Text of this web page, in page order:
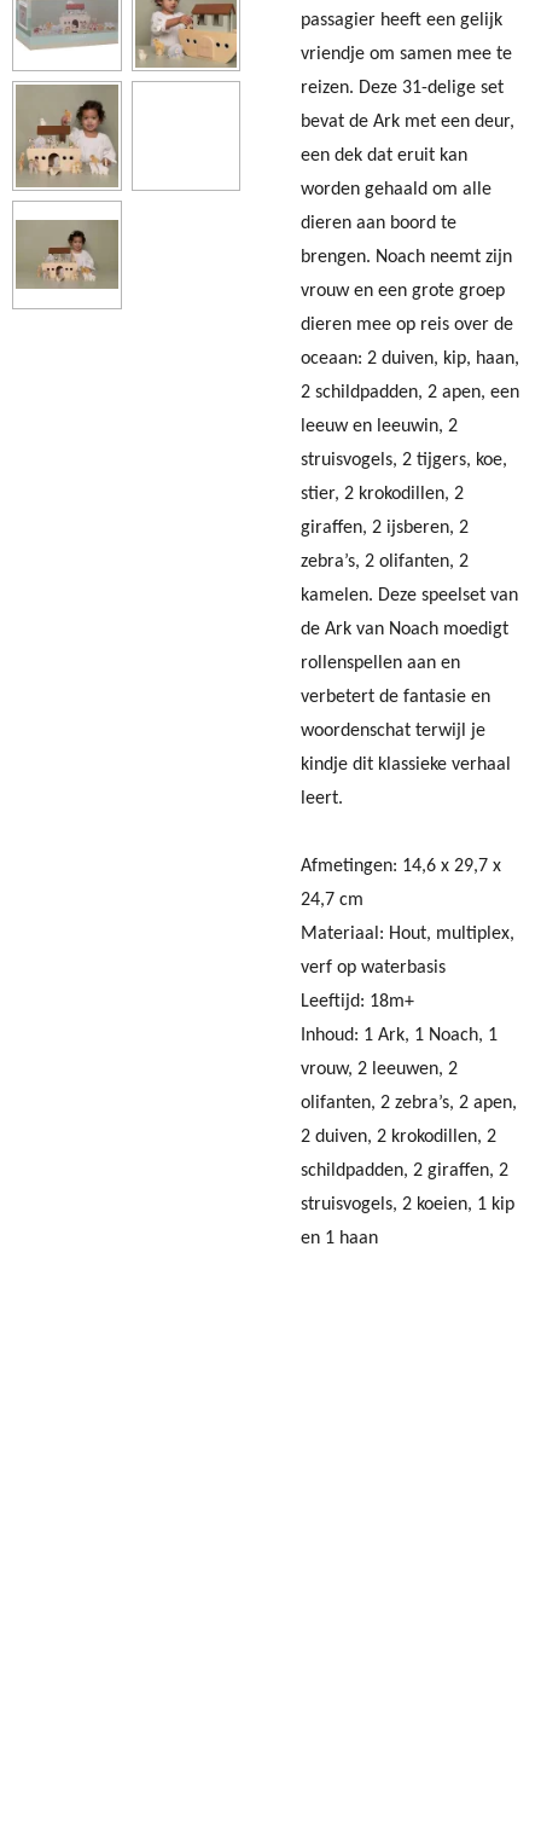
passagier heeft een gelijk
vriendje om samen mee te
reizen. Deze 31-delige set
bevat de Ark met een deur,
een dek dat eruit kan
worden gehaald om alle
dieren aan boord te
brengen. Noach neemt zijn
vrouw en een grote groep
dieren mee op reis over de
oceaan: 2 duiven, kip, haan,
2 schildpadden, 2 apen, een
leeuw en leeuwin, 2
struisvogels, 2 tijgers, koe,
stier, 2 krokodillen, 2
giraffen, 2 ijsberen, 2
zebra’s, 2 olifanten, 2
kamelen. Deze speelset van
de Ark van Noach moedigt
rollenspellen aan en
verbetert de fantasie en
woordenschat terwijl je
kindje dit klassieke verhaal
leert.
Afmetingen: 14,6 x 29,7 x
24,7 cm
Materiaal: Hout, multiplex,
verf op waterbasis
Leeftijd: 18m+
Inhoud: 1 Ark, 1 Noach, 1
vrouw, 2 leeuwen, 2
olifanten, 2 zebra’s, 2 apen,
2 duiven, 2 krokodillen, 2
schildpadden, 2 giraffen, 2
struisvogels, 2 koeien, 1 kip
en 1 haan